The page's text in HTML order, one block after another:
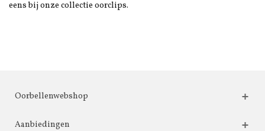
eens bij onze collectie oorclips.
Oorbellenwebshop
Aanbiedingen